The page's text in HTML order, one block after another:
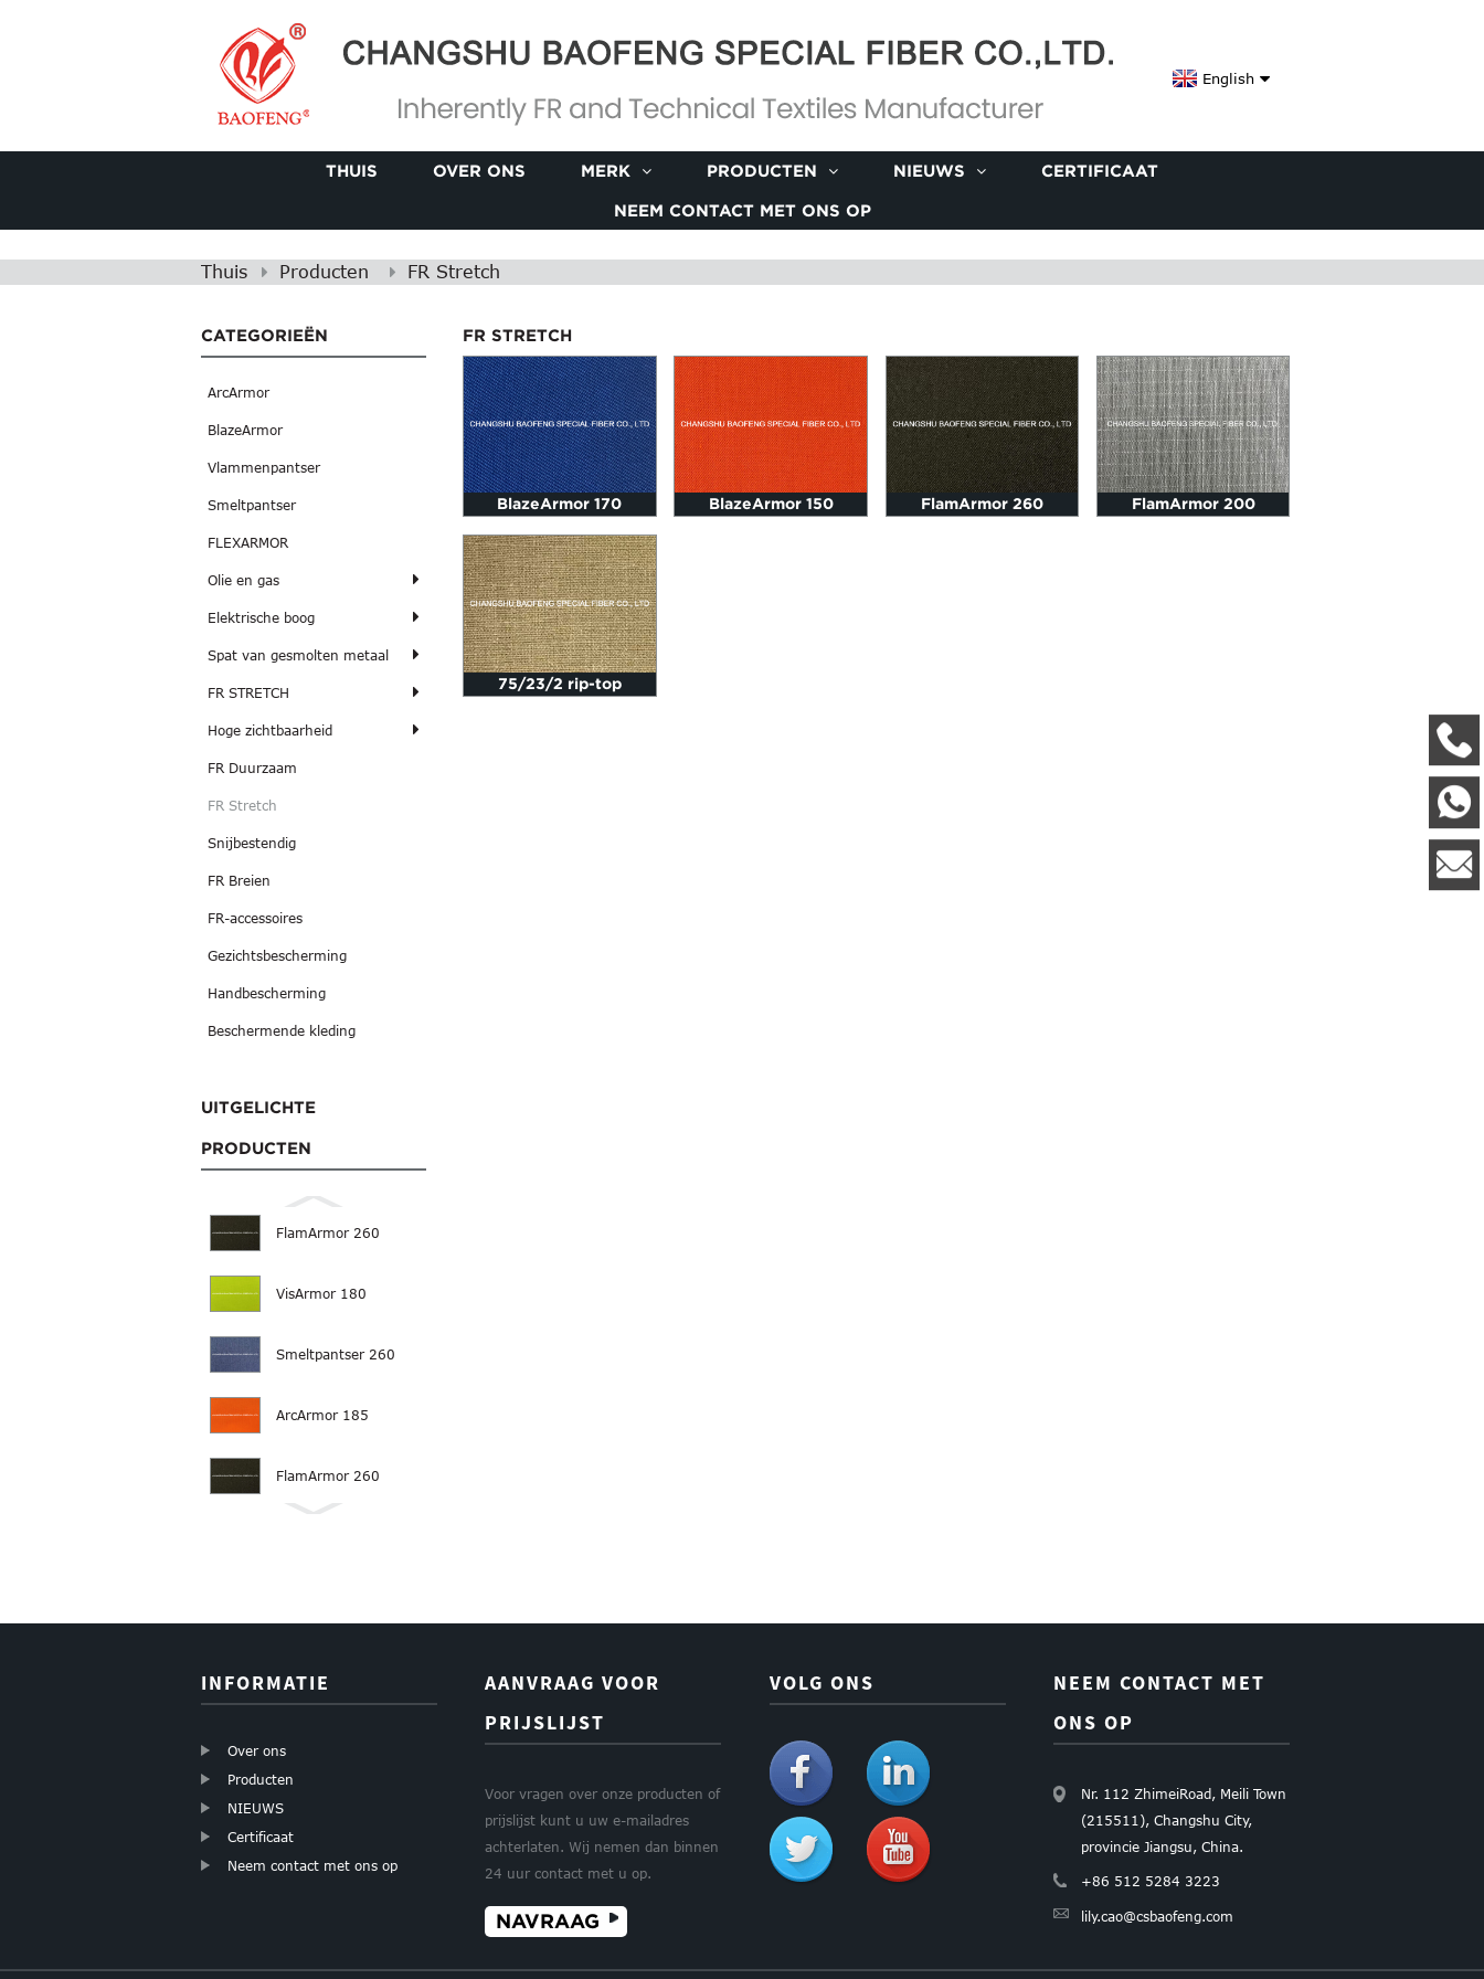
English
THUIS OVER ONS MERK PRODUCTEN NIEUWS CERTIFICAAT
NEEM CONTACT MET ONS OP
Thuis Producten FR Stretch
CATEGORIEËN
ArcArmor
BlazeArmor
Vlammenpantser
Smeltpantser
FLEXARMOR
Olie en gas
Elektrische boog
Spat van gesmolten metaal
FR STRETCH
Hoge zichtbaarheid
FR Duurzaam
FR Stretch
Snijbestendig
FR Breien
FR-accessoires
Gezichtsbescherming
Handbescherming
Beschermende kleding
UITGELICHTE
PRODUCTEN
FlamArmor 260
VisArmor 180
Smeltpantser 260
ArcArmor 185
FlamArmor 260
FR STRETCH
BlazeArmor 170 BlazeArmor 150 FlamArmor 260 FlamArmor 200
75/23/2 rip-top
INFORMATIE
Over ons
Producten
NIEUWS
Certificaat
Neem contact met ons op
AANVRAAG VOOR
PRIJSLIJST
Voor vragen over onze producten of
prijslijst kunt u uw e-mailadres
achterlaten. Wij nemen dan binnen
24 uur contact met u op.
NAVRAAG
VOLG ONS
NEEM CONTACT MET
ONS OP
Nr. 112 ZhimeiRoad, Meili Town
(215511), Changshu City,
provincie Jiangsu, China.
+86 512 5284 3223
lily.cao@csbaofeng.com